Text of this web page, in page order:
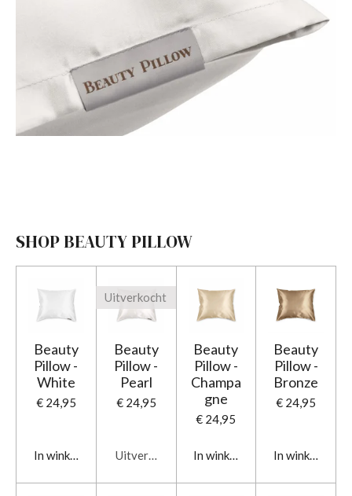
SHOP BEAUTY PILLOW
Beauty
Pillow -
White
€ 24,95
In winkelwagen
Uitverkocht
Beauty
Pillow -
Pearl
€ 24,95
Uitverkocht
Beauty
Pillow -
Champa
gne
€ 24,95
In winkelwagen
Beauty
Pillow -
Bronze
€ 24,95
In